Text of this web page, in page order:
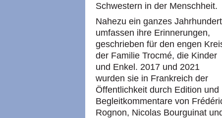
Schwestern in der Menschheit.
Nahezu ein ganzes Jahrhundert
umfassen ihre Erinnerungen,
geschrieben für den engen
der Familie Trocmé, die Kinder
und Enkel. 2017 und 2021
wurden sie in Frankreich der
Öffentlichkeit durch Edition und
Begleitkommentare von
Rognon, Nicolas Bourguinat